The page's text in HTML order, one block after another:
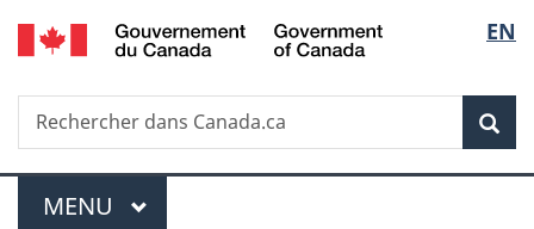
Passer
au
principal
Passer
à
Au
du
Passer
à
version
simplifiée
de
la
EN
Recherche
Rechercher
dans
Menu
MENU PRINCIPAL